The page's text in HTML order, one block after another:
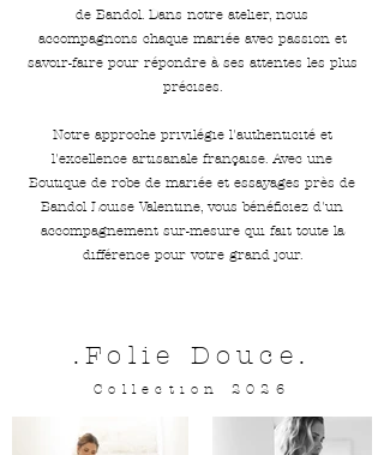
de Bandol. Dans notre atelier, nous
accompagnons chaque mariée avec passion et
savoir-faire pour répondre à ses attentes les plus
précises.
Notre approche privilégie l'authenticité et
l'excellence artisanale française. Avec une
Boutique de robe de mariée et essayages près de
Bandol Louise Valentine, vous bénéficiez d'un
accompagnement sur-mesure qui fait toute la
différence pour votre grand jour.
.Folie Douce.
Collection 2026